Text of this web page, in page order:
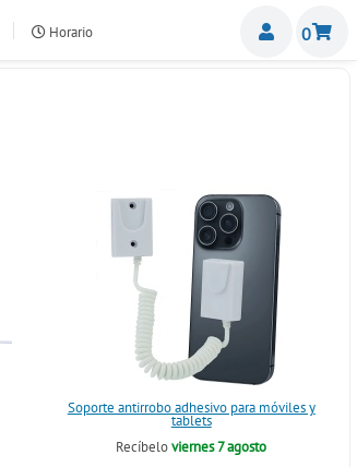
Horario 0
Soporte antirrobo adhesivo para móviles y
tablets
Recíbeloviernes 7 agosto